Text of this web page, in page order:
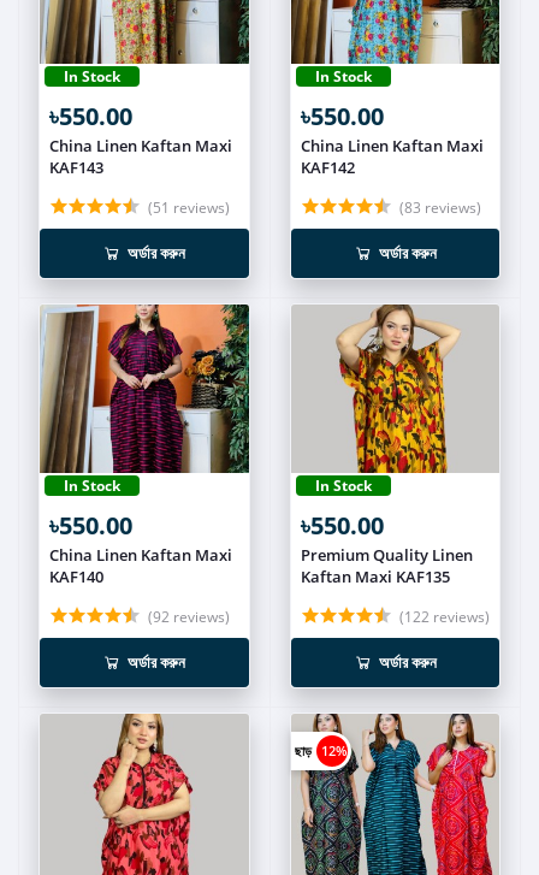
In Stock
৳550.00
China Linen Kaftan Maxi
KAF143
(51 reviews)
অর্ডার করুন
In Stock
৳550.00
China Linen Kaftan Maxi
KAF142
(83 reviews)
অর্ডার করুন
In Stock
৳550.00
China Linen Kaftan Maxi
KAF140
(92 reviews)
অর্ডার করুন
In Stock
৳550.00
Premium Quality Linen
Kaftan Maxi KAF135
(122 reviews)
অর্ডার করুন
ছাড় 12%